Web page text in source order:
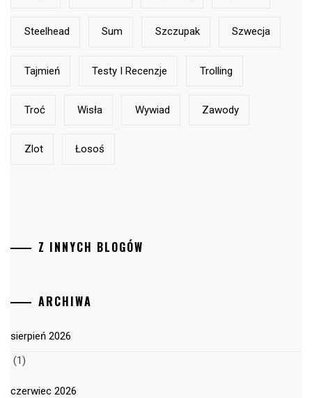
Steelhead Sum Szczupak Szwecja
Tajmień Testy I Recenzje Trolling
Troć Wisła Wywiad Zawody
Zlot Łosoś
Z INNYCH BLOGÓW
ARCHIWA
sierpień 2026
(1)
czerwiec 2026